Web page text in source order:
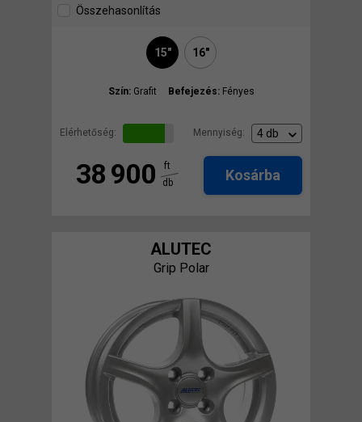
Összehasonlítás
15" 16"
Szín: Grafit Befejezés: Fényes
Elérhetőség: Mennyiség:
38 900
ft
db
Kosárba
ALUTEC
Grip Polar